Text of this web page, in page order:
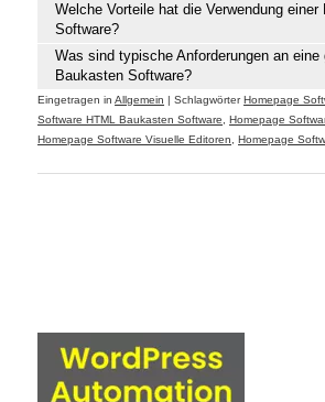
Welche Vorteile hat die Verwendung einer
Software?
Was sind typische Anforderungen an eine
Baukasten Software?
Eingetragen in Allgemein |Schlagwörter Homepage
Software HTML Baukasten Software ,Homepage
Homepage Software Visuelle Editoren ,Homepage